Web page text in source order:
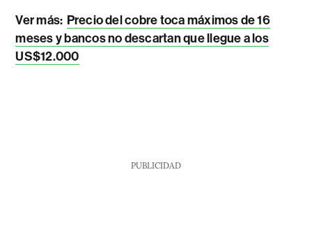
Ver más: Precio del cobre toca máximos de 16
meses y bancos no descartan que llegue a los
US$12.000
PUBLICIDAD